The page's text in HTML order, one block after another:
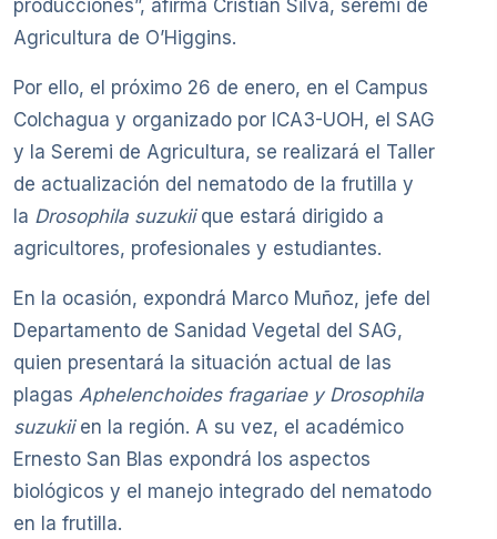
producciones”, afirma Cristián Silva, seremi de
Agricultura de O’Higgins.
Por ello, el próximo 26 de enero, en el Campus
Colchagua y organizado por ICA3-UOH, el SAG
y la Seremi de Agricultura, se realizará el Taller
de actualización del nematodo de la frutilla y
la Drosophila suzukii que estará dirigido a
agricultores, profesionales y estudiantes.
En la ocasión, expondrá Marco Muñoz, jefe del
Departamento de Sanidad Vegetal del SAG,
quien presentará la situación actual de las
plagas Aphelenchoides fragariae y Drosophila
suzukiien la región. A su vez, el académico
Ernesto San Blas expondrá los aspectos
biológicos y el manejo integrado del nematodo
en la frutilla.